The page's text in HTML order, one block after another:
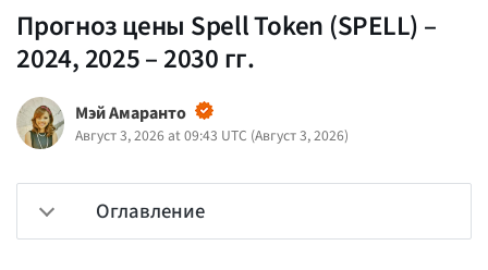
Прогноз цены Spell Token (SPELL) –
2024, 2025 – 2030 гг.
Мэй Амаранто
Август 3, 2026 at 09:43 UTC (Август 3, 2026)
Оглавление